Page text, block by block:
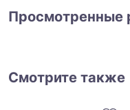
Просмотренные
Смотрите также